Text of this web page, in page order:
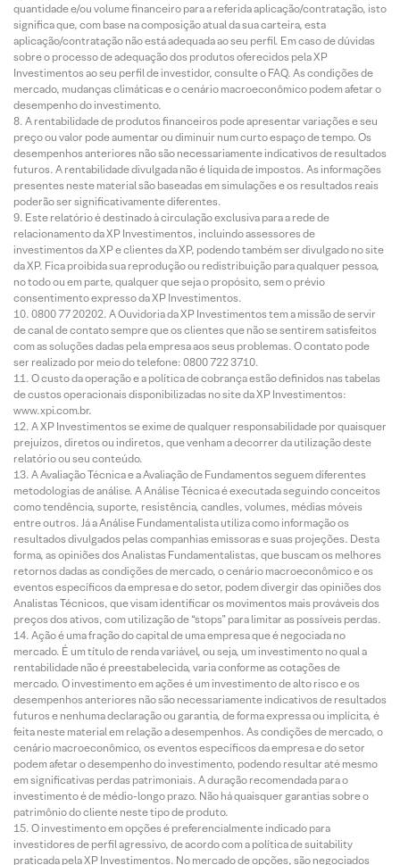
quantidade e/ou volume financeiro para a referida aplicação/contratação, isto
significa que, com base na composição atual da sua carteira, esta
aplicação/contratação não está adequada ao seu perfil. Em caso de dúvidas
sobre o processo de adequação dos produtos oferecidos pela XP
Investimentos ao seu perfil de investidor, consulte o FAQ. As condições de
mercado, mudanças climáticas e o cenário macroeconômico podem afetar o
desempenho do investimento.
A rentabilidade de produtos financeiros pode apresentar variações e seu
preço ou valor pode aumentar ou diminuir num curto espaço de tempo. Os
desempenhos anteriores não são necessariamente indicativos de resultados
futuros. A rentabilidade divulgada não é líquida de impostos. As informações
presentes neste material são baseadas em simulações e os resultados reais
poderão ser significativamente diferentes.
Este relatório é destinado à circulação exclusiva para a rede de
relacionamento da XP Investimentos, incluindo assessores de
investimentos da XP e clientes da XP, podendo também ser divulgado no site
da XP. Fica proibida sua reprodução ou redistribuição para qualquer pessoa,
no todo ou em parte, qualquer que seja o propósito, sem o prévio
consentimento expresso da XP Investimentos.
0800 77 20202. A Ouvidoria da XP Investimentos tem a missão de servir
de canal de contato sempre que os clientes que não se sentirem satisfeitos
com as soluções dadas pela empresa aos seus problemas. O contato pode
ser realizado por meio do telefone: 0800 722 3710.
O custo da operação e a política de cobrança estão definidos nas tabelas
de custos operacionais disponibilizadas no site da XP Investimentos:
www.xpi.com.br.
A XP Investimentos se exime de qualquer responsabilidade por quaisquer
prejuízos, diretos ou indiretos, que venham a decorrer da utilização deste
relatório ou seu conteúdo.
A Avaliação Técnica e a Avaliação de Fundamentos seguem diferentes
metodologias de análise. A Análise Técnica é executada seguindo conceitos
como tendência, suporte, resistência, candles, volumes, médias móveis
entre outros. Já a Análise Fundamentalista utiliza como informação os
resultados divulgados pelas companhias emissoras e suas projeções. Desta
forma, as opiniões dos Analistas Fundamentalistas, que buscam os melhores
retornos dadas as condições de mercado, o cenário macroeconômico e os
eventos específicos da empresa e do setor, podem divergir das opiniões dos
Analistas Técnicos, que visam identificar os movimentos mais prováveis dos
preços dos ativos, com utilização de “stops” para limitar as possíveis perdas.
Ação é uma fração do capital de uma empresa que é negociada no
mercado. É um título de renda variável, ou seja, um investimento no qual a
rentabilidade não é preestabelecida, varia conforme as cotações de
mercado. O investimento em ações é um investimento de alto risco e os
desempenhos anteriores não são necessariamente indicativos de resultados
futuros e nenhuma declaração ou garantia, de forma expressa ou implícita, é
feita neste material em relação a desempenhos. As condições de mercado, o
cenário macroeconômico, os eventos específicos da empresa e do setor
podem afetar o desempenho do investimento, podendo resultar até mesmo
em significativas perdas patrimoniais. A duração recomendada para o
investimento é de médio-longo prazo. Não há quaisquer garantias sobre o
patrimônio do cliente neste tipo de produto.
O investimento em opções é preferencialmente indicado para
investidores de perfil agressivo, de acordo com a política de suitability
praticada pela XP Investimentos. No mercado de opções, são negociados